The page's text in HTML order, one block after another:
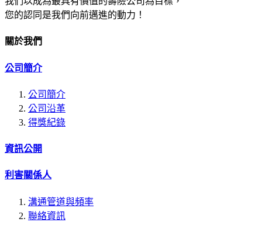
您的認同是我們向前邁進的動力！
關於我們
公司簡介
公司簡介
公司沿革
得獎紀錄
資訊公開
利害關係人
溝通管道與頻率
聯絡資訊